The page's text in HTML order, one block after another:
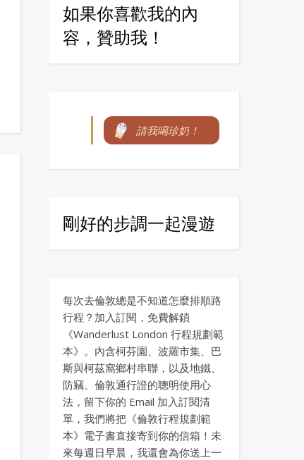
如果你喜歡我的內
容，贊助我！
請我喝珍奶！
剛好的步調一起漫遊
每次去倫敦總是不知道怎麼排順路
行程？加入訂閱，免費解鎖
《Wanderlust London 行程規劃範
本》。內含柯芬園、波羅市集、巴
斯與柯茲窩鄉村串聯，以及地鐵、
防竊、倫敦通行證的聰明使用心
法，留下你的 Email 加入訂閱清
單，我們將把《倫敦行程規劃範
本》電子書直接寄到你的信箱！未
來每週日早晨，我還會為你送上一